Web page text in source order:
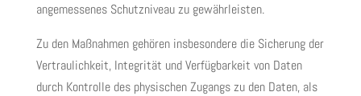
angemessenes Schutzniveau zu gewährleisten.
Zu den Maßnahmen gehören insbesondere die Sicherung der
Vertraulichkeit, Integrität und Verfügbarkeit von Daten
durch Kontrolle des physischen Zugangs zu den Daten, als